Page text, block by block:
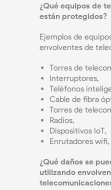
¿Qué equipos de
están protegidos?
Ejemplos de
envolventes de
Torres de
Interruptores,
Teléfonos
Cable de fibra
Torres de
Radios,
Dispositivos IoT,
Enrutadores
¿Qué daños se
utilizando